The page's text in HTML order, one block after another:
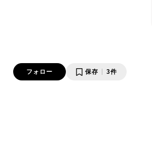
フォロー 保存 3件